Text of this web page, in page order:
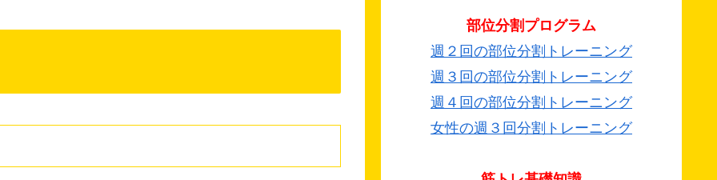
部位分割プログラム
週２回の部位分割トレーニング
週３回の部位分割トレーニング
週４回の部位分割トレーニング
女性の週３回分割トレーニング